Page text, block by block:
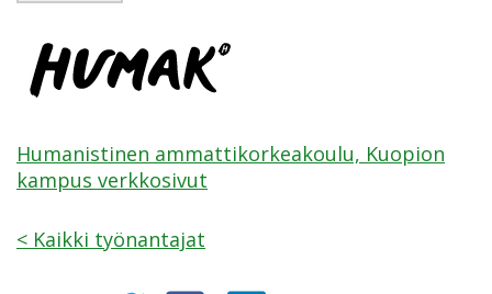
Humanistinen ammattikorkeakoulu, Kuopion
kampus verkkosivut
< Kaikki työnantajat